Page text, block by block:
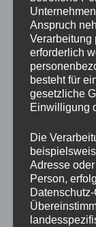
alle
einschließlich
zusätzlichen
eine andere
angebotene,
haben),
Tagen ab dem
eingegangen
dasselbe
denn, mit
ausdrücklich
Anspruch
Verarbeitung
erforderlich
besteht für
gesetzliche
Einwilligung
Die
Adresse
Person,